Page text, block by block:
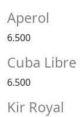
Aperol
6.500
Cuba Libre
6.500
Kir Royal